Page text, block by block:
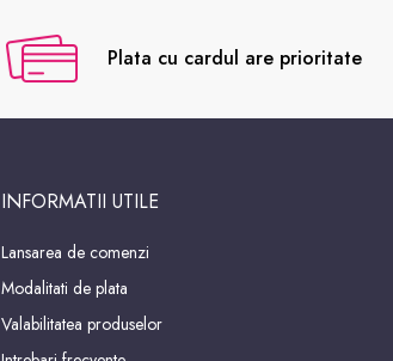
Plata cu cardul are prioritate
INFORMATII UTILE
Lansarea de comenzi
Modalitati de plata
Valabilitatea produselor